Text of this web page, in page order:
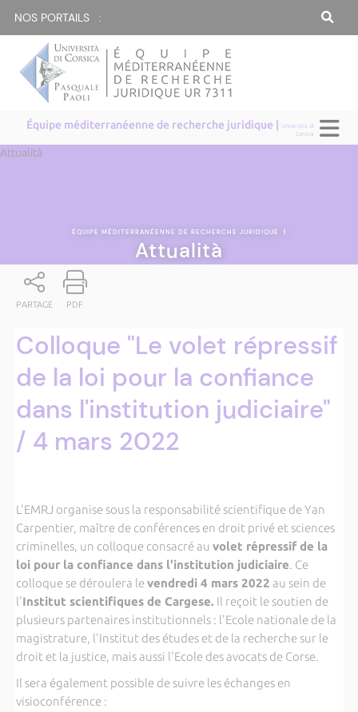
NOS PORTAILS :
Équipe méditerranéenne de recherche juridique |Università di
Corsica
Attualità
ÉQUIPE MÉDITERRANÉENNE DE RECHERCHE JURIDIQUE |
Attualità
PARTAGE PDF
Colloque "Le volet répressif
de la loi pour la confiance
dans l'institution judiciaire"
/ 4 mars 2022
L'EMRJ organise sous la responsabilité scientifique de Yan
Carpentier, maître de conférences en droit privé et sciences
criminelles, un colloque consacré au volet répressif de la
loi pour la confiance dans l'institution judiciaire. Ce
colloque se déroulera levendredi 4 mars 2022 au sein de
l'Institut scientifiques de Cargese. Il reçoit le soutien de
plusieurs partenaires institutionnels : l'Ecole nationale de la
magistrature, l'Institut des études et de la recherche sur le
droit et la justice, mais aussi l'Ecole des avocats de Corse.
Il sera également possible de suivre les échanges en
visioconférence :